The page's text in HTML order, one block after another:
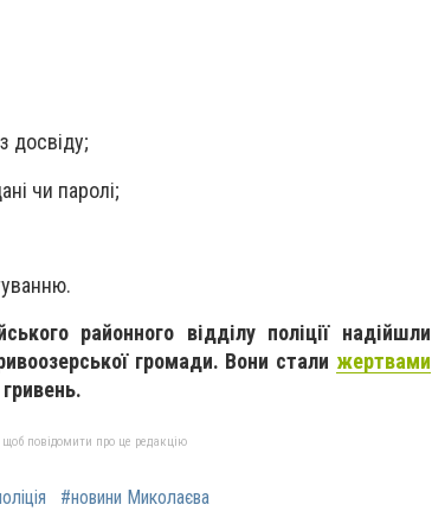
досвіду;
чи паролі;
районного відділу поліції надійшли
громади. Вони стали жертвами
повідомити про це редакцію
#новини Миколаєва